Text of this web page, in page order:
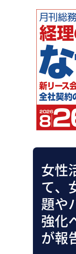
リスクマネジメン
社外・社内広報
社外・社内コミ
FM・オフィス移転
テクノロジー活用
助成金・補助金・
アウトソーシング
女性
て、
題や
強化
が報